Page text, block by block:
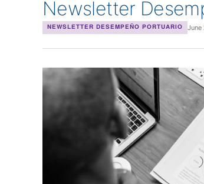
Newsletter
NEWSLETTER DESEMPEÑO PORTUARIO June